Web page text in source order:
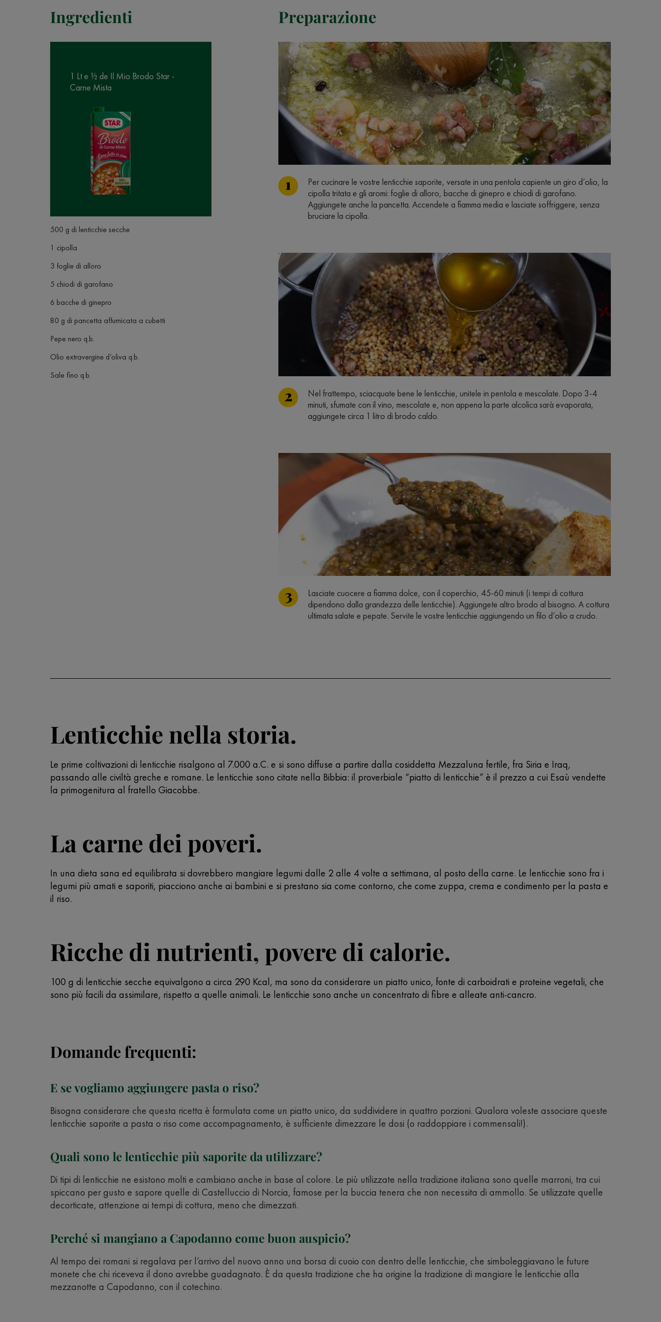
Ingredienti
1 Lt e ½ de Il Mio Brodo Star -
Carne Mista
500 g di lenticchie secche
1 cipolla
3 foglie di alloro
5 chiodi di garofano
6 bacche di ginepro
80 g di pancetta affumicata a cubetti
Pepe nero q.b.
Olio extravergine d’oliva q.b.
Sale fino q.b.
Preparazione
Per cucinare le vostre lenticchie saporite, versate in una pentola capiente un giro d’olio, la
cipolla tritata e gli aromi: foglie di alloro, bacche di ginepro e chiodi di garofano.
Aggiungete anche la pancetta. Accendete a fiamma media e lasciate soffriggere, senza
bruciare la cipolla.
Nel frattempo, sciacquate bene le lenticchie, unitele in pentola e mescolate. Dopo 3-4
minuti, sfumate con il vino, mescolate e, non appena la parte alcolica sarà evaporata,
aggiungete circa 1 litro di brodo caldo.
Lasciate cuocere a fiamma dolce, con il coperchio, 45-60 minuti (i tempi di cottura
dipendono dalla grandezza delle lenticchie). Aggiungete altro brodo al bisogno. A cottura
ultimata salate e pepate. Servite le vostre lenticchie aggiungendo un filo d’olio a crudo.
Lenticchie nella storia.
Le prime coltivazioni di lenticchie risalgono al 7.000 a.C. e si sono diffuse a partire dalla cosiddetta Mezzaluna fertile, fra Siria e Iraq,
passando alle civiltà greche e romane. Le lenticchie sono citate nella Bibbia: il proverbiale “piatto di lenticchie” è il prezzo a cui Esaù vendette
la primogenitura al fratello Giacobbe.
La carne dei poveri.
In una dieta sana ed equilibrata si dovrebbero mangiare legumi dalle 2 alle 4 volte a settimana, al posto della carne. Le lenticchie sono fra i
legumi più amati e saporiti, piacciono anche ai bambini e si prestano sia come contorno, che come zuppa, crema e condimento per la pasta e
il riso.
Ricche di nutrienti, povere di calorie.
100 g di lenticchie secche equivalgono a circa 290 Kcal, ma sono da considerare un piatto unico, fonte di carboidrati e proteine vegetali, che
sono più facili da assimilare, rispetto a quelle animali. Le lenticchie sono anche un concentrato di fibre e alleate anti-cancro.
Domande frequenti:
E se vogliamo aggiungere pasta o riso?
Bisogna considerare che questa ricetta è formulata come un piatto unico, da suddividere in quattro porzioni. Qualora voleste associare queste
lenticchie saporite a pasta o riso come accompagnamento, è sufficiente dimezzare le dosi (o raddoppiare i commensali!).
Quali sono le lenticchie più saporite da utilizzare?
Di tipi di lenticchie ne esistono molti e cambiano anche in base al colore. Le più utilizzate nella tradizione italiana sono quelle marroni, tra cui
spiccano per gusto e sapore quelle di Castelluccio di Norcia, famose per la buccia tenera che non necessita di ammollo. Se utilizzate quelle
decorticate, attenzione ai tempi di cottura, meno che dimezzati.
Perché si mangiano a Capodanno come buon auspicio?
Al tempo dei romani si regalava per l’arrivo del nuovo anno una borsa di cuoio con dentro delle lenticchie, che simboleggiavano le future
monete che chi riceveva il dono avrebbe guadagnato. È da questa tradizione che ha origine la tradizione di mangiare le lenticchie alla
mezzanotte a Capodanno, con il cotechino.